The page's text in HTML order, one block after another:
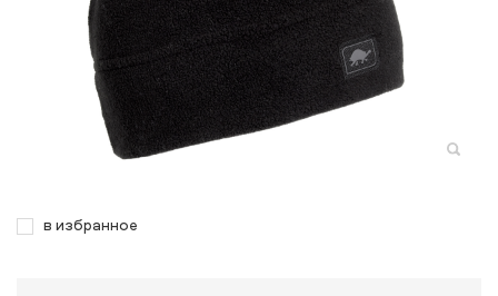
в избранное